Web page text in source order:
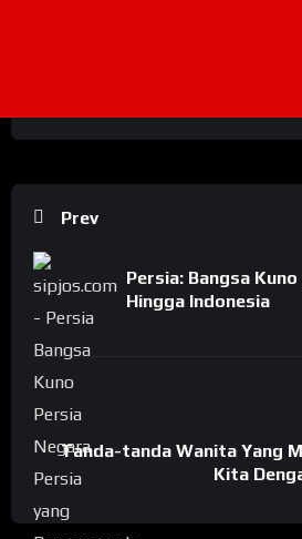
Prev
Persia: Bangsa
Hingga Indonesia
Tanda-tanda Wanita Yang
Kita